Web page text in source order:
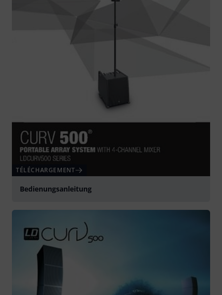
TÉLÉCHARGEMENT
Bedienungsanleitung